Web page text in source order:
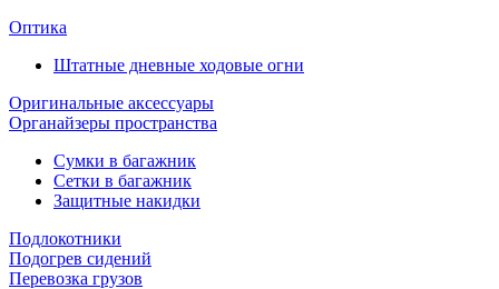
Оптика
Штатные дневные ходовые огни
Оригинальные аксессуары
Органайзеры пространства
Сумки в багажник
Сетки в багажник
Защитные накидки
Подлокотники
Подогрев сидений
Перевозка грузов